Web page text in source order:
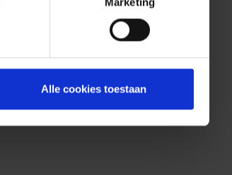
Alle cookies toestaan